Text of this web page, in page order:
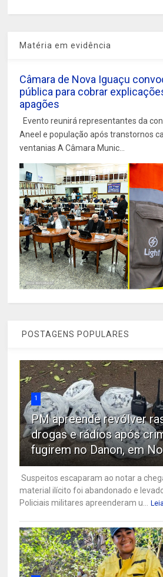
Matéria em evidência
Câmara de Nova Iguaçu
pública para cobrar
apagões
Evento reunirá representantes da
Aneel e população após transtornos
ventanias A Câmara Munic...
POSTAGENS POPULARES
1
PM apreende revólver
drogas e rádios após
fugirem no Danon, em
Suspeitos escaparam ao notar a
material ilícito foi abandonado e
Policiais militares apreenderam u...